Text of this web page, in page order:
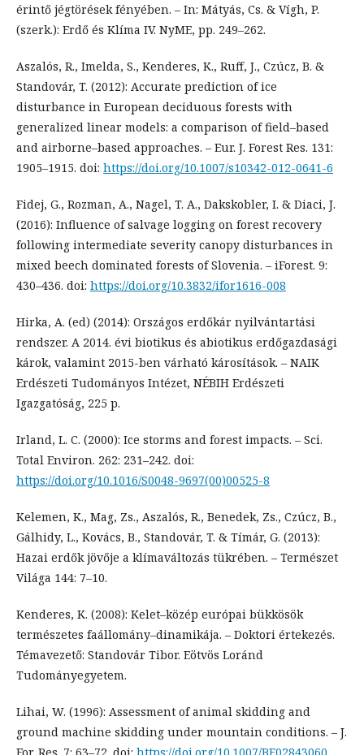
érintő jégtörések fényében. – In: Mátyás, Cs. & Vígh, P.
(szerk.): Erdő és Klíma IV. NyME, pp. 249–262.
Aszalós, R., Imelda, S., Kenderes, K., Ruff, J., Czúcz, B. &
Standovár, T. (2012): Accurate prediction of ice
disturbance in European deciduous forests with
generalized linear models: a comparison of field–based
and airborne–based approaches. – Eur. J. Forest Res. 131:
1905–1915. doi: https://doi.org/10.1007/s10342-012-0641-6
Fidej, G., Rozman, A., Nagel, T. A., Dakskobler, I. & Diaci, J.
(2016): Influence of salvage logging on forest recovery
following intermediate severity canopy disturbances in
mixed beech dominated forests of Slovenia. – iForest. 9:
430–436. doi: https://doi.org/10.3832/ifor1616-008
Hirka, A. (ed) (2014): Országos erdőkár nyilvántartási
rendszer. A 2014. évi biotikus és abiotikus erdőgazdasági
károk, valamint 2015-ben várható károsítások. – NAIK
Erdészeti Tudományos Intézet, NÉBIH Erdészeti
Igazgatóság, 225 p.
Irland, L. C. (2000): Ice storms and forest impacts. – Sci.
Total Environ. 262: 231–242. doi:
https://doi.org/10.1016/S0048-9697(00)00525-8
Kelemen, K., Mag, Zs., Aszalós, R., Benedek, Zs., Czúcz, B.,
Gálhidy, L., Kovács, B., Standovár, T. & Tímár, G. (2013):
Hazai erdők jövője a klímaváltozás tükrében. – Természet
Világa 144: 7–10.
Kenderes, K. (2008): Kelet–közép európai bükkösök
természetes faállomány–dinamikája. – Doktori értekezés.
Témavezető: Standovár Tibor. Eötvös Loránd
Tudományegyetem.
Lihai, W. (1996): Assessment of animal skidding and
ground machine skidding under mountain conditions. – J.